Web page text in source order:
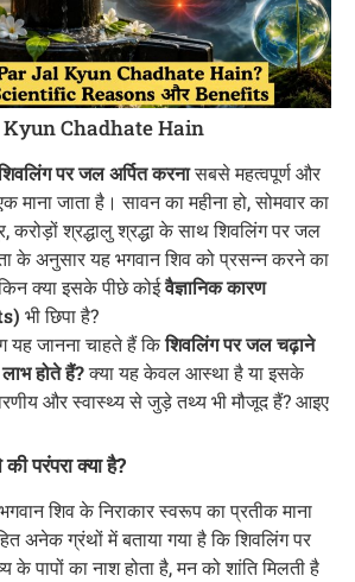
Chadhate Hain
पर जल अर्पित करनासबसे महत्वपूर्ण और
माना जाता है। सावन का महीना हो, सोमवार का
करोड़ों श्रद्धालु श्रद्धा के साथ शिवलिंग पर जल
के अनुसार यह भगवान शिव को प्रसन्न करने का
क्या इसके पीछे कोईवैज्ञानिक कारण
भी छिपा है?
जानना चाहते हैं किशिवलिंग पर जल चढ़ाने
होते हैं?क्या यह केवल आस्था है या इसके
और स्वास्थ्य से जुड़े तथ्य भी मौजूद हैं? आइए
परंपरा क्या है?
शिव के निराकार स्वरूप का प्रतीक माना
अनेक ग्रंथों में बताया गया है कि शिवलिंग पर
पापों का नाश होता है, मन को शांति मिलती है